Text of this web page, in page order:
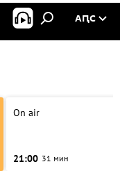
АԤС
On air
21:00 31 мин